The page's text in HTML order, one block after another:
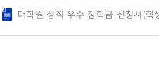
대학원 성적 우수 장학금 신청서(학